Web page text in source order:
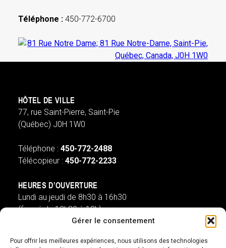
Gérer le consentement
Pour offrir les meilleures expériences, nous utilisons des technologies
Téléphone : 450-772-6700
HÔTEL DE VILLE
77, rue Saint-Pierre, Saint-Pie
(Québec) J0H 1W0
Téléphone : 450-772-2488
Télécopieur : 450-772-2233
HEURES D’OUVERTURE
Lundi au jeudi de 8h30 à 16h30
(fermé de 12h30 à 13h)
Vendredi de 8h à 13h